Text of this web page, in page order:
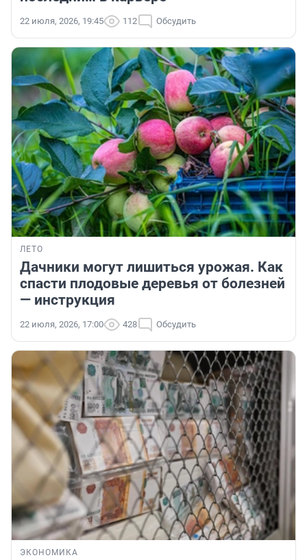
22 июля, 2026, 19:45 112 Обсудить
ЛЕТО
Дачники могут лишиться урожая. Как
спасти плодовые деревья от болезней
— инструкция
22 июля, 2026, 17:00 428 Обсудить
ЭКОНОМИКА